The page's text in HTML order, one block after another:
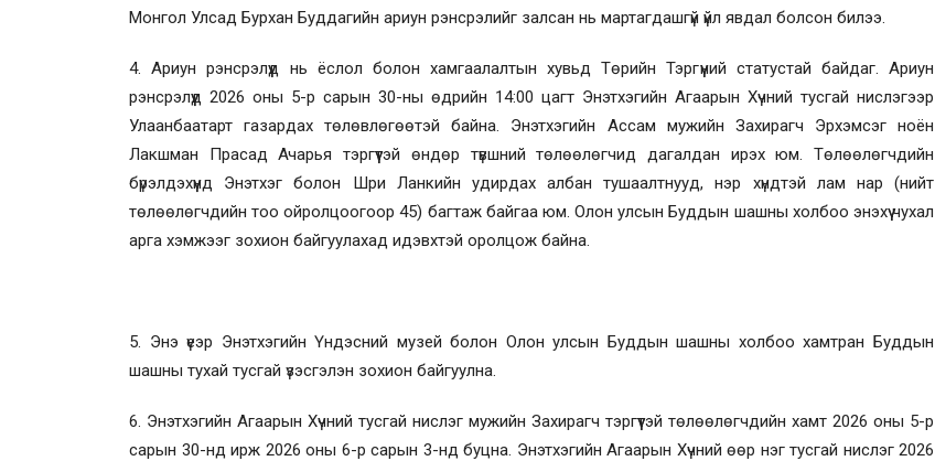
Монгол Улсад Бурхан Буддагийн ариун рэнсрэлийг залсан нь мартагдашгүй үйл явдал болсон билээ.
4. Ариун рэнсрэлүүд нь ёслол болон хамгаалалтын хувьд Төрийн Тэргүүний статустай байдаг. Ариун
рэнсрэлүүд 2026 оны 5-р сарын 30-ны өдрийн 14:00 цагт Энэтхэгийн Агаарын Хүчний тусгай нислэгээр
Улаанбаатарт газардах төлөвлөгөөтэй байна. Энэтхэгийн Ассам мужийн Захирагч Эрхэмсэг ноён
Лакшман Прасад Ачарья тэргүүтэй өндөр түвшний төлөөлөгчид дагалдан ирэх юм. Төлөөлөгчдийн
бүрэлдэхүүнд Энэтхэг болон Шри Ланкийн удирдах албан тушаалтнууд, нэр хүндтэй лам нар (нийт
төлөөлөгчдийн тоо ойролцоогоор 45) багтаж байгаа юм. Олон улсын Буддын шашны холбоо энэхүү чухал
арга хэмжээг зохион байгуулахад идэвхтэй оролцож байна.
5. Энэ үеэр Энэтхэгийн Үндэсний музей болон Олон улсын Буддын шашны холбоо хамтран Буддын
шашны тухай тусгай үзэсгэлэн зохион байгуулна.
6. Энэтхэгийн Агаарын Хүчний тусгай нислэг мужийн Захирагч тэргүүтэй төлөөлөгчдийн хамт 2026 оны 5-р
сарын 30-нд ирж 2026 оны 6-р сарын 3-нд буцна. Энэтхэгийн Агаарын Хүчний өөр нэг тусгай нислэг 2026